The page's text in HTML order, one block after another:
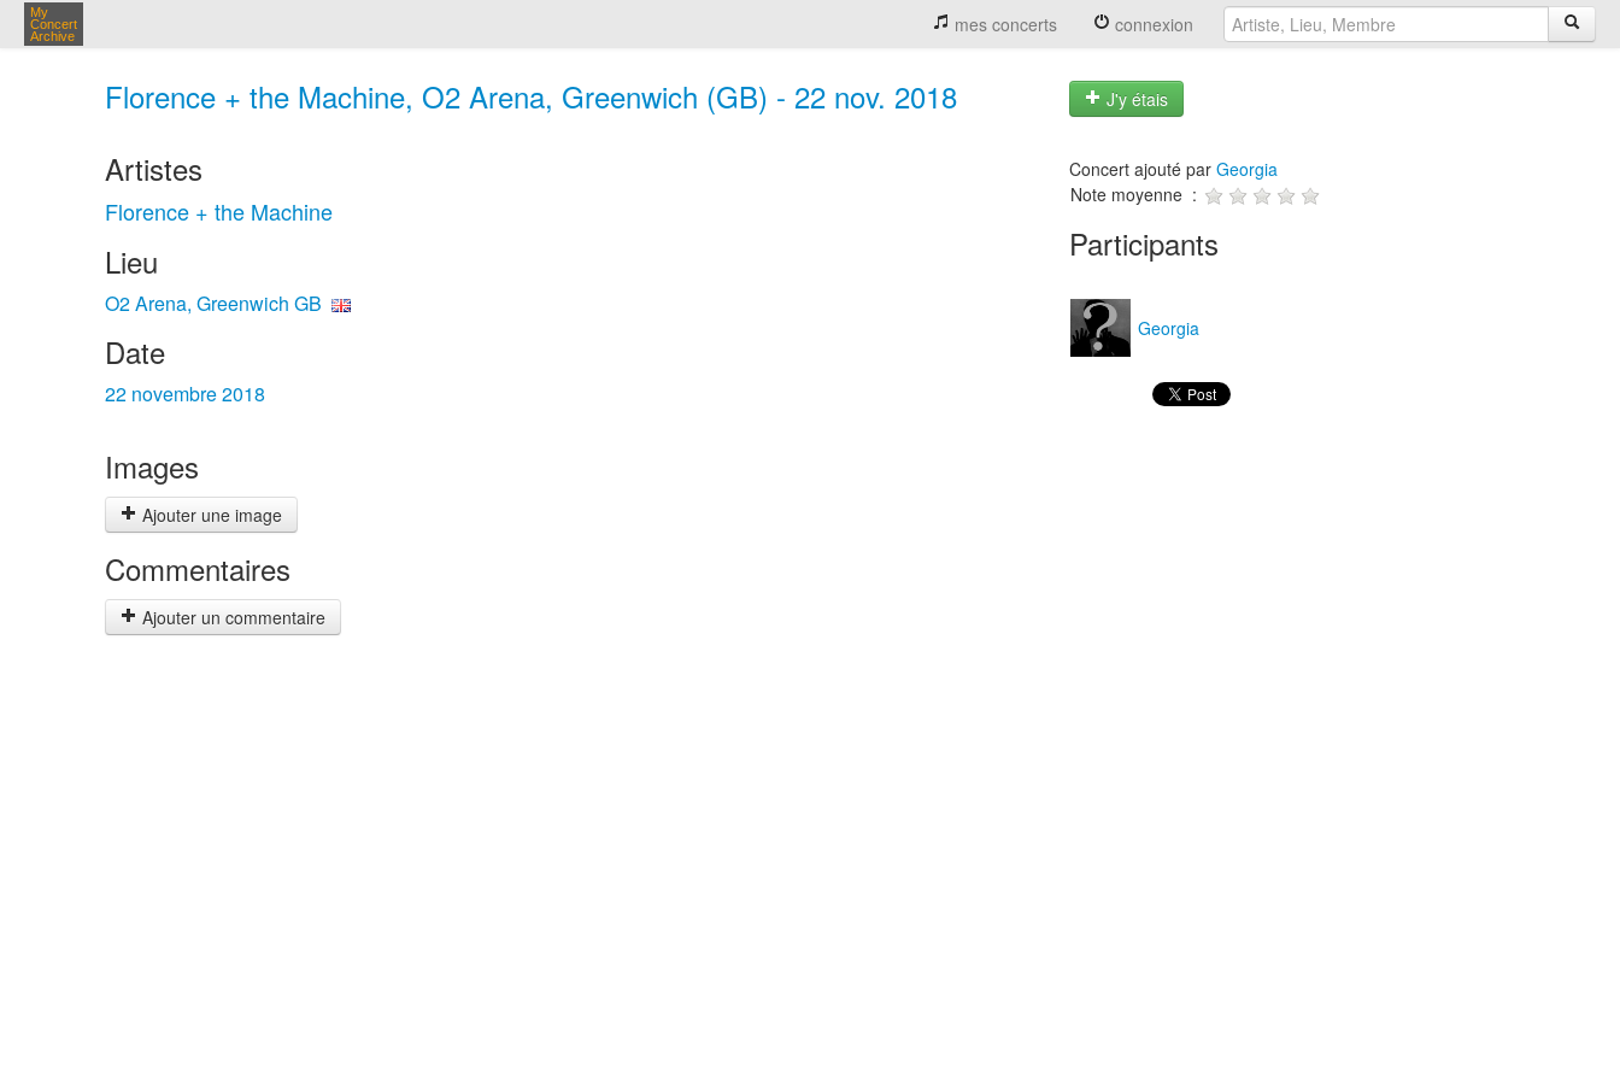
My
Concert
Archive
mes concerts connexion
Florence + the Machine, O2 Arena, Greenwich (GB) - 22 nov. 2018 J'y étais
Artistes
Florence + the Machine
Lieu
O2 Arena, Greenwich GB
Date
22 novembre 2018
Images
Ajouter une image
Commentaires
Ajouter un commentaire
Concert ajouté par Georgia
Note moyenne :
Participants
Georgia